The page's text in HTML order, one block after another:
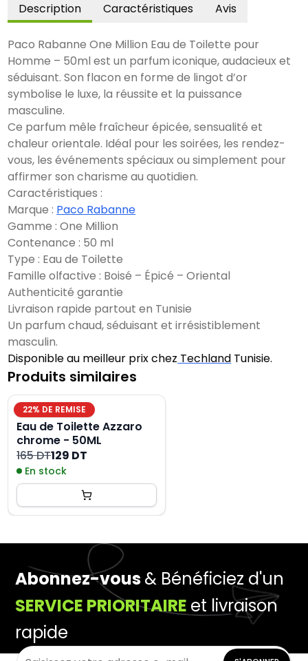
Description Caractéristiques Avis
Paco Rabanne One Million Eau de Toilette pour
Homme – 50ml est un parfum iconique, audacieux et
séduisant. Son flacon en forme de lingot d’or
symbolise le luxe, la réussite et la puissance
masculine.
Ce parfum mêle fraîcheur épicée, sensualité et
chaleur orientale. Idéal pour les soirées, les rendez-
vous, les événements spéciaux ou simplement pour
affirmer son charisme au quotidien.
Caractéristiques :
Marque : Paco Rabanne
Gamme : One Million
Contenance : 50 ml
Type : Eau de Toilette
Famille olfactive : Boisé – Épicé – Oriental
Authenticité garantie
Livraison rapide partout en Tunisie
Un parfum chaud, séduisant et irrésistiblement
masculin.
Disponible au meilleur prix chez Techland Tunisie.
Produits similaires
22% DE REMISE
Eau de Toilette Azzaro
chrome - 50ML
165 DT129 DT
En stock
Abonnez-vous& Bénéficiez d'un
SERVICE PRIORITAIRE et livraison
rapide